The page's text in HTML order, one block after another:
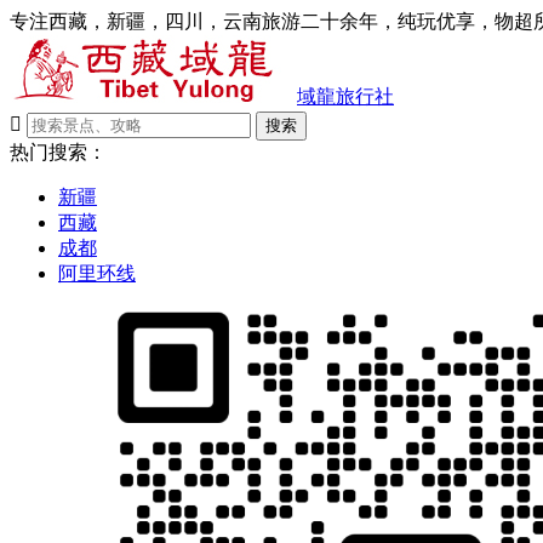
专注西藏，新疆，四川，云南旅游二十余年，纯玩优享，物超
域龍旅行社

搜索
热门搜索：
新疆
西藏
成都
阿里环线